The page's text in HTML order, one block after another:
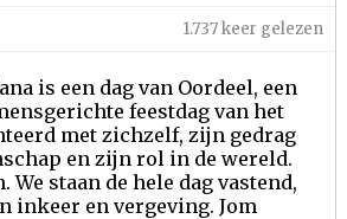
1.737 keer gelezen
is een dag van Oordeel, een
feestdag van het
met zichzelf, zijn gedrag
en zijn rol in de wereld.
staan de hele dag vastend,
inkeer en vergeving. Jom